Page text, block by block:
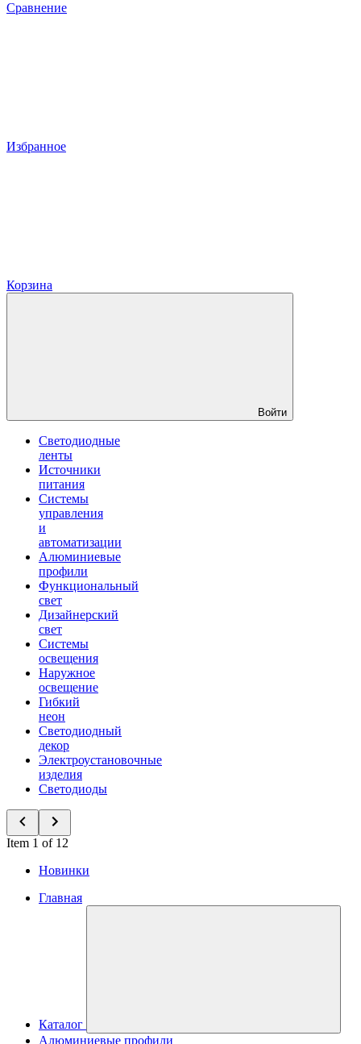
Сравнение
Избранное
Корзина
Войти
Светодиодные
ленты
Источники
питания
Системы
управления
и
автоматизации
Алюминиевые
профили
Функциональный
свет
Дизайнерский
свет
Системы
освещения
Наружное
освещение
Гибкий
неон
Светодиодный
декор
Электроустановочные
изделия
Светодиоды
Item 1 of 12
Новинки
Главная
Каталог
Алюминиевые профили